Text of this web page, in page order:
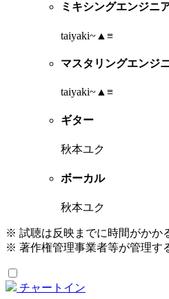
ミキシングエンジニ
taiyaki~▲≡
マスタリングエンジ
taiyaki~▲≡
ギター
秋本ユク
ボーカル
秋本ユク
※ 試聴は反映までに時間がかか
※ 著作権管理事業者等が管理す
チャートイン